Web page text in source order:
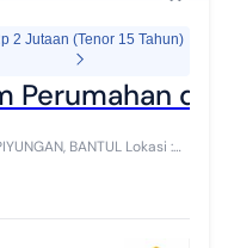
2 Jutaan (Tenor 15 Tahun)
Perumahan di
BANTUL Lokasi :
siap